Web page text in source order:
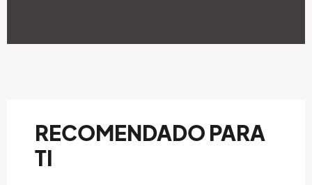
RECOMENDADO PARA
TI